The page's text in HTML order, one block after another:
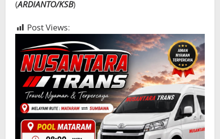
(ARDIANTO/KSB)
Post Views: